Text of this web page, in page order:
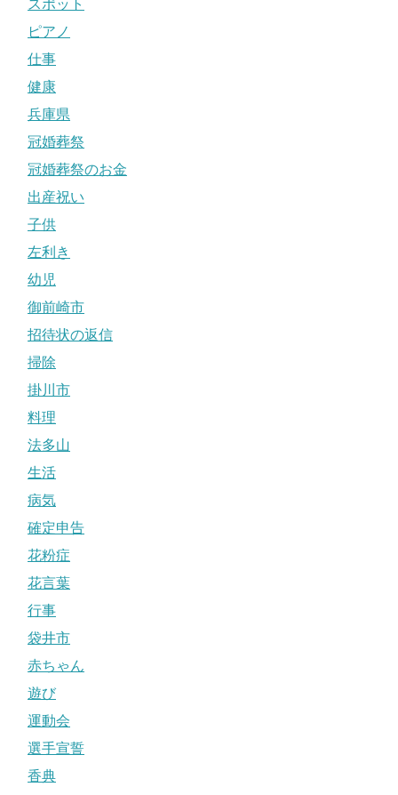
スポット
ピアノ
仕事
健康
兵庫県
冠婚葬祭
冠婚葬祭のお金
出産祝い
子供
左利き
幼児
御前崎市
招待状の返信
掃除
掛川市
料理
法多山
生活
病気
確定申告
花粉症
花言葉
行事
袋井市
赤ちゃん
遊び
運動会
選手宣誓
香典